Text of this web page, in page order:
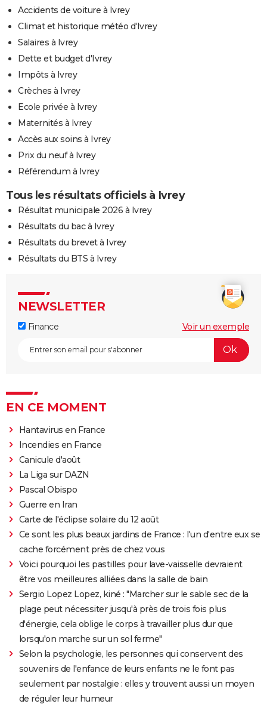
Accidents de voiture à Ivrey
Climat et historique météo d'Ivrey
Salaires à Ivrey
Dette et budget d'Ivrey
Impôts à Ivrey
Crèches à Ivrey
Ecole privée à Ivrey
Maternités à Ivrey
Accès aux soins à Ivrey
Prix du neuf à Ivrey
Référendum à Ivrey
Tous les résultats officiels à Ivrey
Résultat municipale 2026 à Ivrey
Résultats du bac à Ivrey
Résultats du brevet à Ivrey
Résultats du BTS à Ivrey
NEWSLETTER
Finance Voir un exemple
EN CE MOMENT
Hantavirus en France
Incendies en France
Canicule d'août
La Liga sur DAZN
Pascal Obispo
Guerre en Iran
Carte de l'éclipse solaire du 12 août
Ce sont les plus beaux jardins de France : l'un d'entre eux se
cache forcément près de chez vous
Voici pourquoi les pastilles pour lave-vaisselle devraient
être vos meilleures alliées dans la salle de bain
Sergio Lopez Lopez, kiné : "Marcher sur le sable sec de la
plage peut nécessiter jusqu'à près de trois fois plus
d'énergie, cela oblige le corps à travailler plus dur que
lorsqu'on marche sur un sol ferme"
Selon la psychologie, les personnes qui conservent des
souvenirs de l'enfance de leurs enfants ne le font pas
seulement par nostalgie : elles y trouvent aussi un moyen
de réguler leur humeur